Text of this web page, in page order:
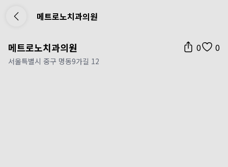
메트로노치과의원
메트로노치과의원 0 0
서울특별시 중구 명동9가길 12